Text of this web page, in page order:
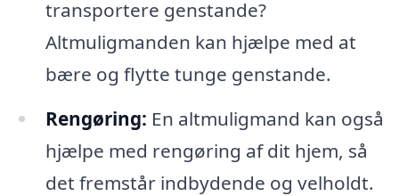
transportere genstande?
Altmuligmanden kan hjælpe med at
bære og flytte tunge genstande.
Rengøring: En altmuligmand kan også
hjælpe med rengøring af dit hjem, så
det fremstår indbydende og velholdt.